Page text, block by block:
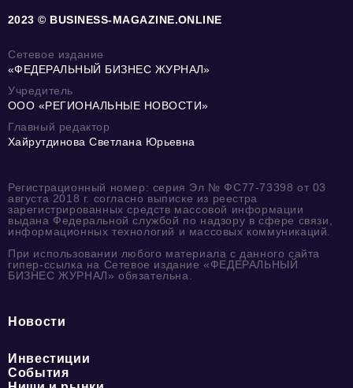
2023 © BUSINESS-MAGAZINE.ONLINE
Сетевое издание
«ФЕДЕРАЛЬНЫЙ БИЗНЕС ЖУРНАЛ»
Учредитель
ООО «РЕГИОНАЛЬНЫЕ НОВОСТИ»
Главный редактор
Хайрутдинова Светлана Юрьевна
Регистрационный номер: серия Эл № ФС77-73398 от 03
августа 2018 г. согласно выписке из реестра
зарегистрированных средств массовой информации
выдана Федеральной службой по надзору в сфере связи,
информационных технологий и массовых коммуникаций.
При использовании любого материала с данного сайта
гипер-ссылка на Сетевое издание «ФЕДЕРАЛЬНЫЙ
БИЗНЕС ЖУРНАЛ» обязательна.
Новости
Инвестиции
События